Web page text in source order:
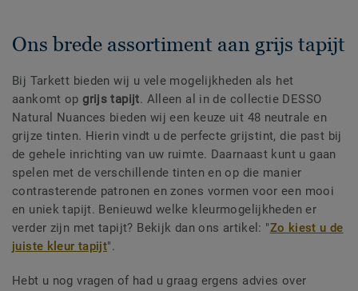
Ons brede assortiment aan grijs tapijt
Bij Tarkett bieden wij u vele mogelijkheden als het
aankomt op grijs tapijt. Alleen al in de collectie DESSO
Natural Nuances bieden wij een keuze uit 48 neutrale en
grijze tinten. Hierin vindt u de perfecte grijstint, die past bij
de gehele inrichting van uw ruimte. Daarnaast kunt u gaan
spelen met de verschillende tinten en op die manier
contrasterende patronen en zones vormen voor een mooi
en uniek tapijt. Benieuwd welke kleurmogelijkheden er
verder zijn met tapijt? Bekijk dan ons artikel: "Zo kiest u de
juiste kleur tapijt".
Hebt u nog vragen of had u graag ergens advies over